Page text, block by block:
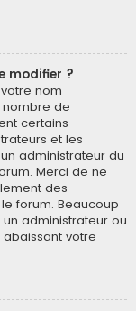
modifier ?
nom
nombre de
certains
et les
administrateur du
Merci de ne
des
forum. Beaucoup
administrateur ou
votre